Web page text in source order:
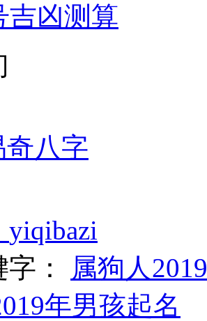
吉凶测算
奇八字
yiqibazi
：
属狗人
年男孩起名